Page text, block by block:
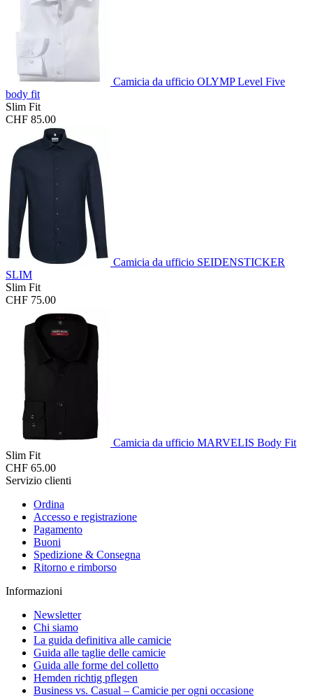
Camicia da ufficio OLYMP Level Five
body fit
Slim Fit
CHF 85.00
Camicia da ufficio SEIDENSTICKER
SLIM
Slim Fit
CHF 75.00
Camicia da ufficio MARVELIS Body Fit
Slim Fit
CHF 65.00
Servizio clienti
Ordina
Accesso e registrazione
Pagamento
Buoni
Spedizione & Consegna
Ritorno e rimborso
Informazioni
Newsletter
Chi siamo
La guida definitiva alle camicie
Guida alle taglie delle camicie
Guida alle forme del colletto
Hemden richtig pflegen
Business vs. Casual – Camicie per ogni occasione